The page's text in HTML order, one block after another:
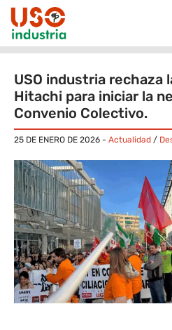
Skip to main content
USO industria rechaza
Hitachi para iniciar la
Convenio Colectivo.
25 DE ENERO DE 2026 - Actualidad /